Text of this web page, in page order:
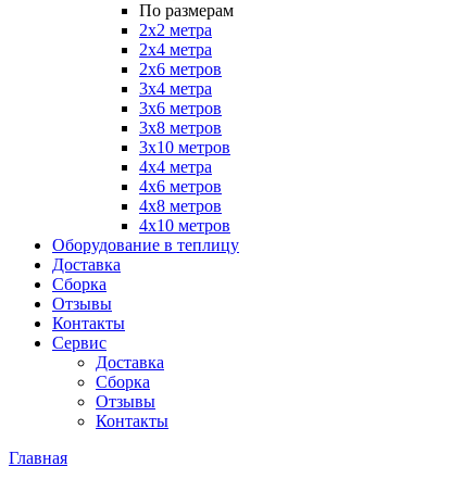
По размерам
2х2 метра
2х4 метра
2х6 метров
3х4 метра
3х6 метров
3х8 метров
3х10 метров
4х4 метра
4х6 метров
4х8 метров
4х10 метров
Оборудование в теплицу
Доставка
Сборка
Отзывы
Контакты
Сервис
Доставка
Сборка
Отзывы
Контакты
Главная